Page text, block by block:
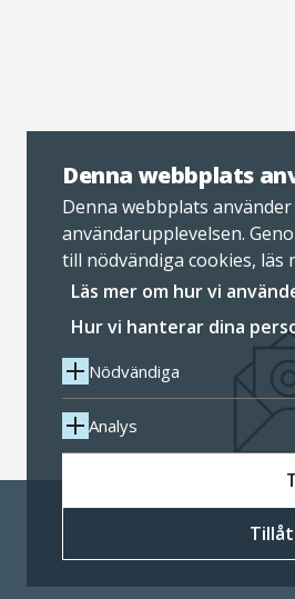
Denna webbplats
Denna webbplats
användarupplevelsen.
till nödvändiga cookies, läs
personuppgifter.
Läs mer om hur vi
Hur vi hanterar dina
Nödvändiga
Analys